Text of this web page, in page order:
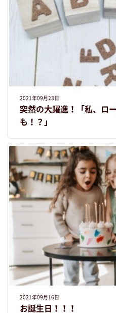
2021年09月23日
突然の大躍進！「私、ロ
も！？」
2021年09月16日
お誕生日！！！